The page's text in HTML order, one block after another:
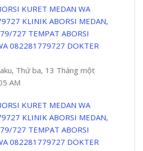
KURET MEDAN WA
KLINIK ABORSI MEDAN,
727 TEMPAT ABORSI
082281779727 DOKTER
Thứ ba, 13 Tháng một
AM
KURET MEDAN WA
KLINIK ABORSI MEDAN,
727 TEMPAT ABORSI
082281779727 DOKTER